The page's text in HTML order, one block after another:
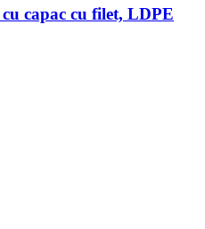
capac cu filet, LDPE